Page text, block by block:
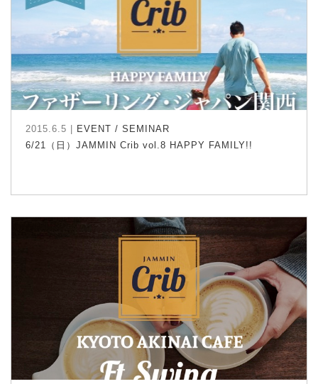
2015.6.5 |
EVENT / SEMINAR
6/21（日）JAMMIN Crib vol.8 HAPPY FAMILY!!